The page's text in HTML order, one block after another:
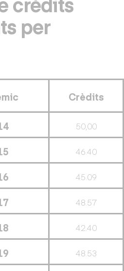
per
Crèdits
50,00
46.40
45.09
48.57
42.40
48.53